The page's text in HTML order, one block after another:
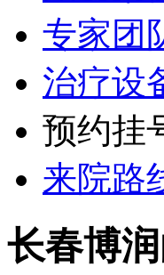
专家团
治疗设
预约挂
来院路
长春博